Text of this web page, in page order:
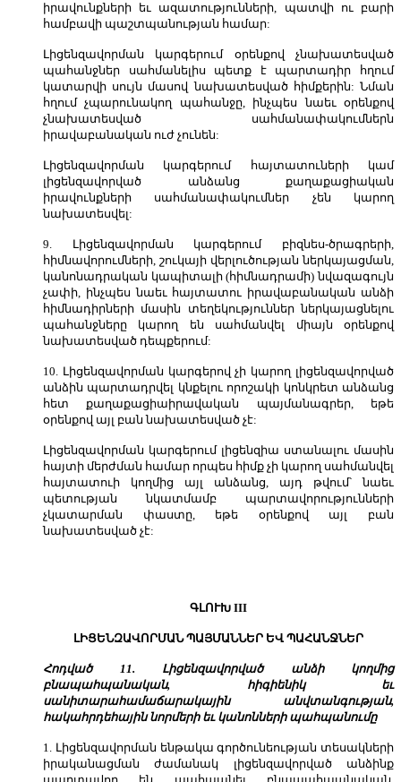
իրավունքների եւ ազատությունների, պատվի ու բարի
համբավի պաշտպանության համար:
Լիցենզավորման կարգերում օրենքով չնախատեսված
պահանջներ սահմանելիս պետք է պարտադիր հղում
կատարվի սույն մասով նախատեսված հիմքերին: Նման
հղում չպարունակող պահանջը, ինչպես նաեւ օրենքով
չնախատեսված սահմանափակումներն
իրավաբանական ուժ չունեն:
Լիցենզավորման կարգերում հայտատուների կամ
լիցենզավորված անձանց քաղաքացիական
իրավունքների սահմանափակումներ չեն կարող
նախատեսվել:
9. Լիցենզավորման կարգերում բիզնես-ծրագրերի,
հիմնավորումների, շուկայի վերլուծության ներկայացման,
կանոնադրական կապիտալի (հիմնադրամի) նվազագույն
չափի, ինչպես նաեւ հայտատու իրավաբանական անձի
հիմնադիրների մասին տեղեկություններ ներկայացնելու
պահանջները կարող են սահմանվել միայն օրենքով
նախատեսված դեպքերում:
10. Լիցենզավորման կարգերով չի կարող լիցենզավորված
անձին պարտադրվել կնքելու որոշակի կոնկրետ անձանց
հետ քաղաքացիաիրավական պայմանագրեր, եթե
օրենքով այլ բան նախատեսված չէ:
Լիցենզավորման կարգերում լիցենզիա ստանալու մասին
հայտի մերժման համար որպես հիմք չի կարող սահմանվել
հայտատուի կողմից այլ անձանց, այդ թվում՝ նաեւ
պետության նկատմամբ պարտավորությունների
չկատարման փաստը, եթե օրենքով այլ բան
նախատեսված չէ:
ԳԼՈՒԽ III
ԼԻՑԵՆԶԱՎՈՐՄԱՆ ՊԱՅՄԱՆՆԵՐ ԵՎ ՊԱՀԱՆՋՆԵՐ
Հոդված 11. Լիցենզավորված անձի կողմից
բնապահպանական, հիգիենիկ եւ
սանիտարահամաճարակային անվտանգության,
հակահրդեհային նորմերի եւ կանոնների պահպանումը
1. Լիցենզավորման ենթակա գործունեության տեսակների
իրականացման ժամանակ լիցենզավորված անձինք